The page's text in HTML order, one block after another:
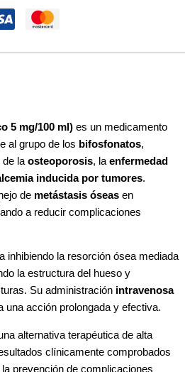
5 mg/100 ml) es un medicamento
al grupo de los bifosfonatos,
de la osteoporosis, la enfermedad
inducida por tumores.
de metástasis óseas en
a reducir complicaciones
inhibiendo la resorción ósea mediada
la estructura del hueso y
Su administración intravenosa
una acción prolongada y efectiva.
alternativa terapéutica de alta
clínicamente comprobados
prevención de complicaciones